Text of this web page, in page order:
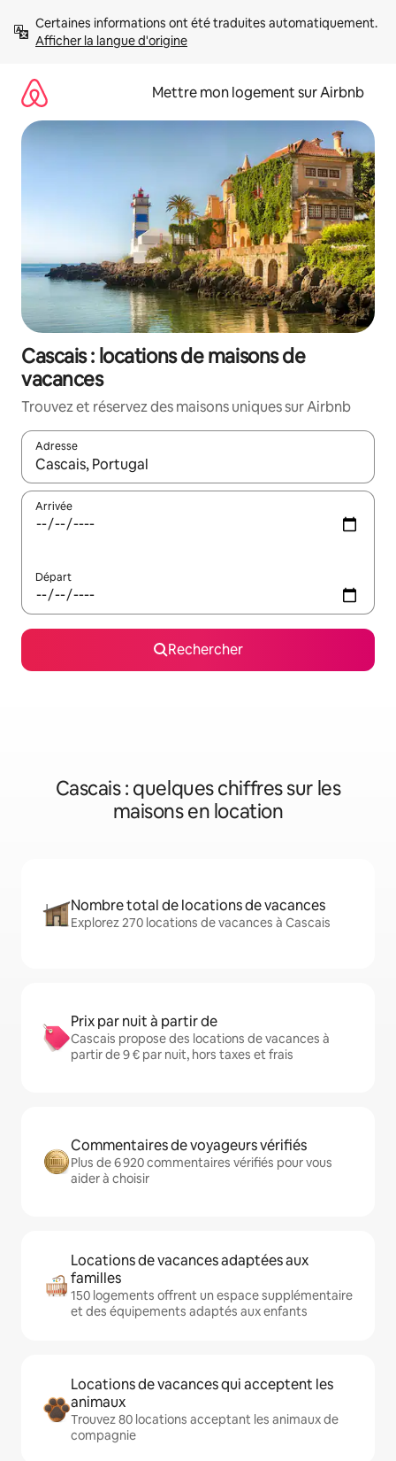
directement
Afficher la langue d'origine
Mettre mon logement sur Airbnb
Cascais : locations de maisons de
vacances
Trouvez et réservez des maisons uniques sur Airbnb
Adresse
Lorsque les résultats s'affichent, utilisez les flèches vers le
Arrivée
Départ
Rechercher
Cascais : quelques chiffres sur les
maisons en location
Nombre total de locations de vacances
Explorez 270 locations de vacances à Cascais
Prix par nuit à partir de
Cascais propose des locations de vacances à
partir de 9 € par nuit, hors taxes et frais
Commentaires de voyageurs vérifiés
Plus de 6 920 commentaires vérifiés pour vous
aider à choisir
Locations de vacances adaptées aux
familles
150 logements offrent un espace supplémentaire
et des équipements adaptés aux enfants
Locations de vacances qui acceptent les
animaux
Trouvez 80 locations acceptant les animaux de
compagnie